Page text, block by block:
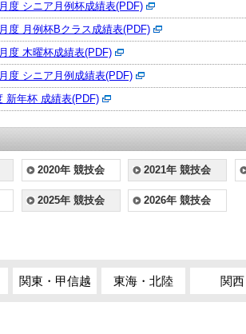
度 シニア月例杯成績表(PDF)
度 月例杯Bクラス成績表(PDF)
度 木曜杯成績表(PDF)
度 シニア月例成績表(PDF)
新年杯 成績表(PDF)
2020年 競技会 2021年 競技会
2025年 競技会 2026年 競技会
関東・甲信越 東海・北陸 関西